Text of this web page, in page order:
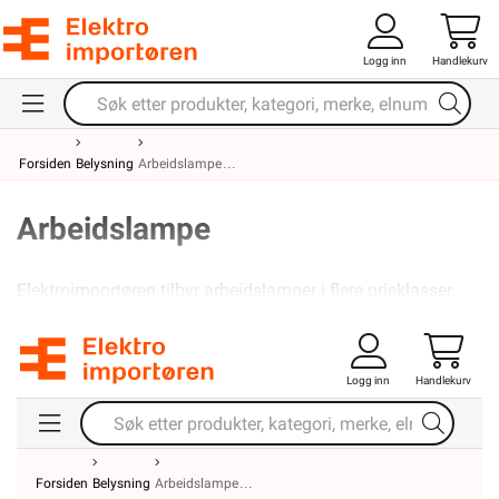
Logg inn Handlekurv
Forsiden Belysning Arbeidslampe
Arbeidslampe
Elektroimportøren tilbyr arbeidslamper i flere prisklasser.
alle prosjektene dine. Hos oss finner du robuste og stødige
arbeidslamper med og uten stativ.
Populære tilbud - Arbeidslampe Side1Av
Kuppvare! Kuppvare!kr. 799,-
Logg inn Handlekurv
Forsiden Belysning Arbeidslampe